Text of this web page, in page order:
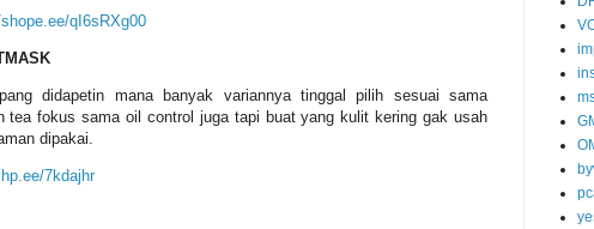
qI6sRXg00
didapetin mana banyak variannya tinggal pilih sesuai sama
tea fokus sama oil control juga tapi buat yang kulit kering gak usah
dipakai.
7kdajhr